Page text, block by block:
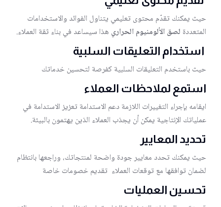
حيث يمكنك تقدّم محتوى تعليمي يتناول الفوائد والاستخدامات
المتعددة لصق الألومنيوم الحراري هذا سيساعد في بناء ثقة العملاء.
استخدام التعليقات السلبية
حيث باستخدم التعليقات السلبية كفرصة لتحسين خدماتك
استمع لملاحظات العملاء
ايقامه بإجراء التغييرات اللازمة دعم الاستدامة تعزيز الاستدامة في
عملياتك الإنتاجية يمكن أن يجذب العملاء الذين يهتمون بالبيئة.
تحديد المعايير
حيث يمكنك تحدد معايير جودة واضحة لمنتجاتك، وراجعها بانتظام
لضمان توافقها مع توقعات العملاء تقديم خصومات خاصة
تحسين العمليات